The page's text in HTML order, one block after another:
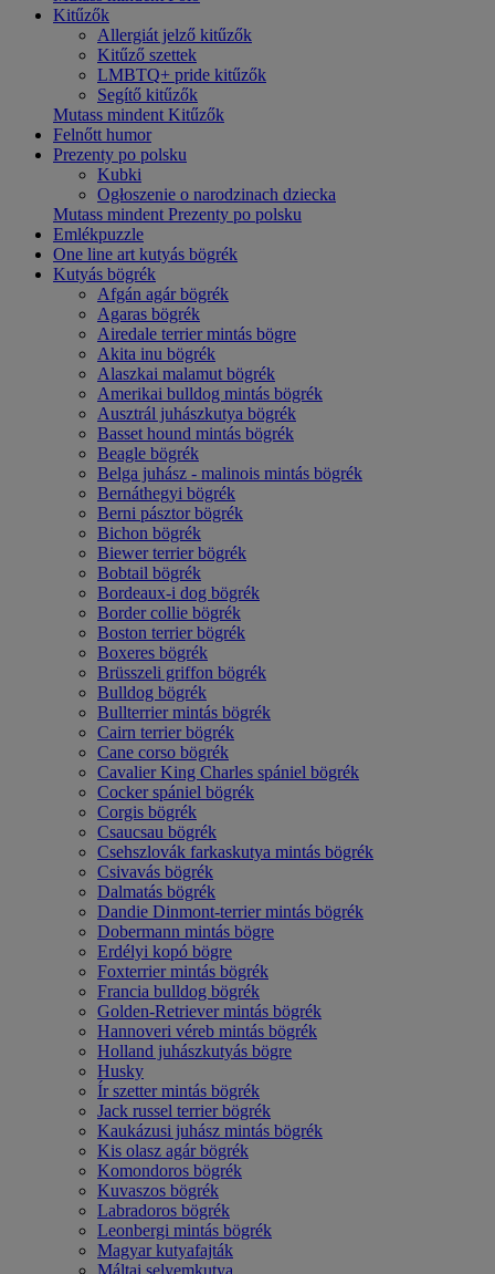
Kitűzők
Allergiát jelző kitűzők
Kitűző szettek
LMBTQ+ pride kitűzők
Segítő kitűzők
Mutass mindent Kitűzők
Felnőtt humor
Prezenty po polsku
Kubki
Ogłoszenie o narodzinach dziecka
Mutass mindent Prezenty po polsku
Emlékpuzzle
One line art kutyás bögrék
Kutyás bögrék
Afgán agár bögrék
Agaras bögrék
Airedale terrier mintás bögre
Akita inu bögrék
Alaszkai malamut bögrék
Amerikai bulldog mintás bögrék
Ausztrál juhászkutya bögrék
Basset hound mintás bögrék
Beagle bögrék
Belga juhász - malinois mintás bögrék
Bernáthegyi bögrék
Berni pásztor bögrék
Bichon bögrék
Biewer terrier bögrék
Bobtail bögrék
Bordeaux-i dog bögrék
Border collie bögrék
Boston terrier bögrék
Boxeres bögrék
Brüsszeli griffon bögrék
Bulldog bögrék
Bullterrier mintás bögrék
Cairn terrier bögrék
Cane corso bögrék
Cavalier King Charles spániel bögrék
Cocker spániel bögrék
Corgis bögrék
Csaucsau bögrék
Csehszlovák farkaskutya mintás bögrék
Csivavás bögrék
Dalmatás bögrék
Dandie Dinmont-terrier mintás bögrék
Dobermann mintás bögre
Erdélyi kopó bögre
Foxterrier mintás bögrék
Francia bulldog bögrék
Golden-Retriever mintás bögrék
Hannoveri véreb mintás bögrék
Holland juhászkutyás bögre
Husky
Ír szetter mintás bögrék
Jack russel terrier bögrék
Kaukázusi juhász mintás bögrék
Kis olasz agár bögrék
Komondoros bögrék
Kuvaszos bögrék
Labradoros bögrék
Leonbergi mintás bögrék
Magyar kutyafajták
Máltai selyemkutya